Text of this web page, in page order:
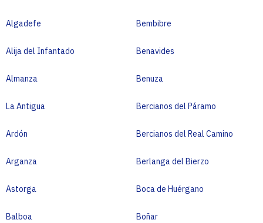
Algadefe
Alija del Infantado
Almanza
La Antigua
Ardón
Arganza
Astorga
Balboa
Bembibre
Benavides
Benuza
Bercianos del Páramo
Bercianos del Real Camino
Berlanga del Bierzo
Boca de Huérgano
Boñar